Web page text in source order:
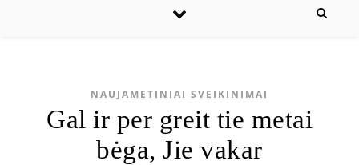
NAUJAMETINIAI SVEIKINIMAI
Gal ir per greit tie metai
bėga, Jie vakar